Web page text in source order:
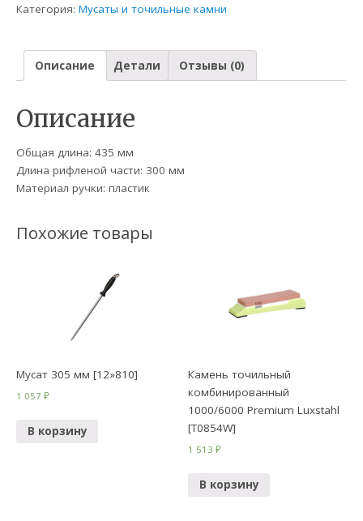
Категория:Мусаты и точильные камни
Описание Детали Отзывы (0)
Описание
Общая длина: 435 мм
Длина рифленой части: 300 мм
Материал ручки: пластик
Похожие товары
Мусат 305 мм [12»810]
1 057₽
В корзину
Камень точильный
комбинированный
1000/6000 Premium Luxstahl
[T0854W]
1 513₽
В корзину